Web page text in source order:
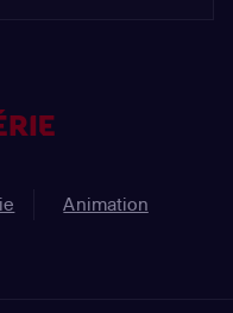
Animation